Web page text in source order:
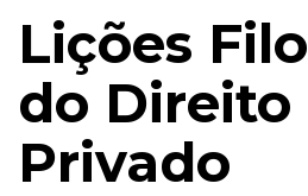
Lições
do Direito
Privado